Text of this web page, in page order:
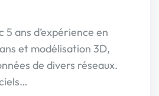
5 ans d’expérience en
et modélisation 3D,
de divers réseaux.